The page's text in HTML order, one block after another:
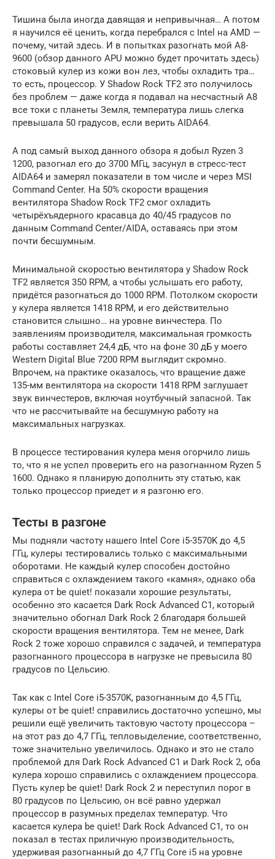
Тишина была иногда давящая и непривычная… А потом
я научился её ценить, когда перебрался с Intel на AMD —
почему, читай здесь. И в попытках разогнать мой A8-
9600 (обзор данного APU можно будет прочитать здесь)
стоковый кулер из кожи вон лез, чтобы охладить тра…
то есть, процессор. У Shadow Rock TF2 это получилось
без проблем — даже когда я подавал на несчастный A8
все токи с планеты Земля, температура лишь слегка
превышала 50 градусов, если верить AIDA64.
А под самый выход данного обзора я добыл Ryzen 3
1200, разогнал его до 3700 МГц, засунул в стресс-тест
AIDA64 и замерял показатели в том числе и через MSI
Command Center. На 50% скорости вращения
вентилятора Shadow Rock TF2 смог охладить
четырёхъядерного красавца до 40/45 градусов по
данным Command Center/AIDA, оставаясь при этом
почти бесшумным.
Минимальной скоростью вентилятора у Shadow Rock
TF2 является 350 RPM, а чтобы услышать его работу,
придётся разогнаться до 1000 RPM. Потолком скорости
у кулера является 1418 RPM, и его действительно
становится слышно… на уровне винчестера. По
заявлениям производителя, максимальная громкость
работы составляет 24,4 дБ, что на фоне 30 дБ у моего
Western Digital Blue 7200 RPM выглядит скромно.
Впрочем, на практике оказалось, что вращение даже
135-мм вентилятора на скорости 1418 RPM заглушает
звук винчестеров, включая ноутбучный запасной. Так
что не рассчитывайте на бесшумную работу на
максимальных нагрузках.
В процессе тестирования кулера меня огорчило лишь
то, что я не успел проверить его на разогнанном Ryzen 5
1600. Однако я планирую дополнить эту статью, как
только процессор приедет и я разгоню его.
Тесты в разгоне
Мы подняли частоту нашего Intel Core i5-3570K до 4,5
ГГц, кулеры тестировались только с максимальными
оборотами. Не каждый кулер способен достойно
справиться с охлаждением такого «камня», однако оба
кулера от be quiet! показали хорошие результаты,
особенно это касается Dark Rock Advanced C1, который
значительно обогнал Dark Rock 2 благодаря большей
скорости вращения вентилятора. Тем не менее, Dark
Rock 2 тоже хорошо справился с задачей, и температура
разогнанного процессора в нагрузке не превысила 80
градусов по Цельсию.
Так как с Intel Core i5-3570K, разогнанным до 4,5 ГГц,
кулеры от be quiet! справились достаточно успешно, мы
решили ещё увеличить тактовую частоту процессора –
на этот раз до 4,7 ГГц, тепловыделение, соответственно,
тоже значительно увеличилось. Однако и это не стало
проблемой для Dark Rock Advanced C1 и Dark Rock 2, оба
кулера хорошо справились с охлаждением процессора.
Пусть кулер be quiet! Dark Rock 2 и переступил порог в
80 градусов по Цельсию, он всё равно удержал
процессор в разумных пределах температур. Что
касается кулера be quiet! Dark Rock Advanced C1, то он
показал в тестах приличную производительность,
удерживая разогнанный до 4,7 ГГц Core i5 на уровне